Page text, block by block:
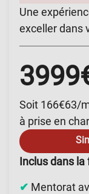
Une
exceller dans
Soit 166€63/
à prise en
Inclus dans
✔ Mentorat